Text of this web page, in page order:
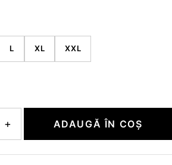
L XL XXL
+ ADAUGĂ ÎN COȘ